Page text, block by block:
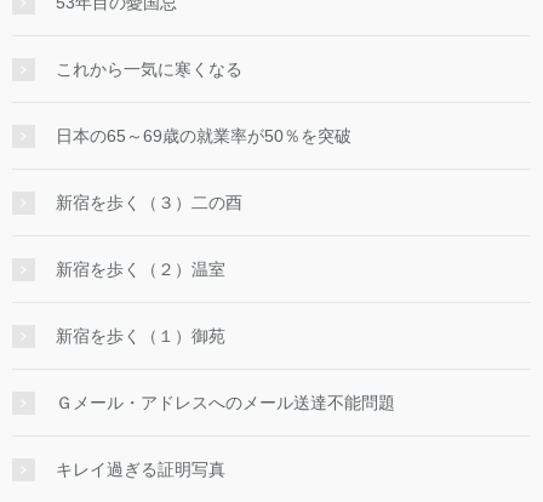
これから一気に寒くなる
日本の65～69歳の就業率が50％を突破
新宿を歩く（３）二の酉
新宿を歩く（２）温室
新宿を歩く（１）御苑
Ｇメール・アドレスへのメール送達不能問題
キレイ過ぎる証明写真